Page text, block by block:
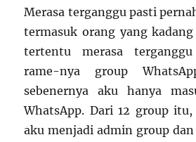
Merasa terganggu pasti
termasuk orang yang
tertentu merasa
rame-nya group
sebenernya aku hanya
WhatsApp. Dari 12 group
aku menjadi admin group